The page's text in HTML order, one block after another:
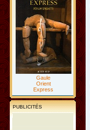
Gaule
Orient
Express
PUBLICITÉS